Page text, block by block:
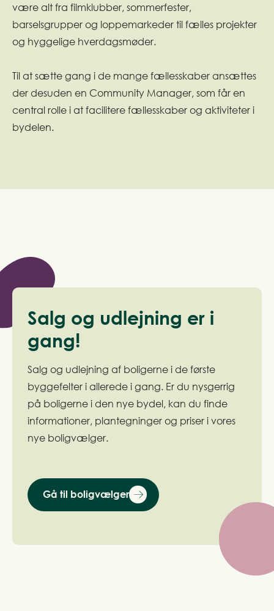
være alt fra filmklubber, sommerfester,
barselsgrupper og loppemarkeder til fælles projekter
og hyggelige hverdagsmøder.
Til at sætte gang i de mange fællesskaber ansættes
der desuden en Community Manager, som får en
central rolle i at facilitere fællesskaber og aktiviteter i
bydelen.
Salg og udlejning er i
gang!
Salg og udlejning af boligerne i de første
byggefelter i allerede i gang. Er du nysgerrig
på boligerne i den nye bydel, kan du finde
informationer, plantegninger og priser i vores
nye boligvælger.
Gå til boligvælger